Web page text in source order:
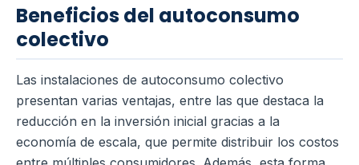
Beneficios del autoconsumo
colectivo
Las instalaciones de autoconsumo colectivo
presentan varias ventajas, entre las que destaca la
reducción en la inversión inicial gracias a la
economía de escala, que permite distribuir los costos